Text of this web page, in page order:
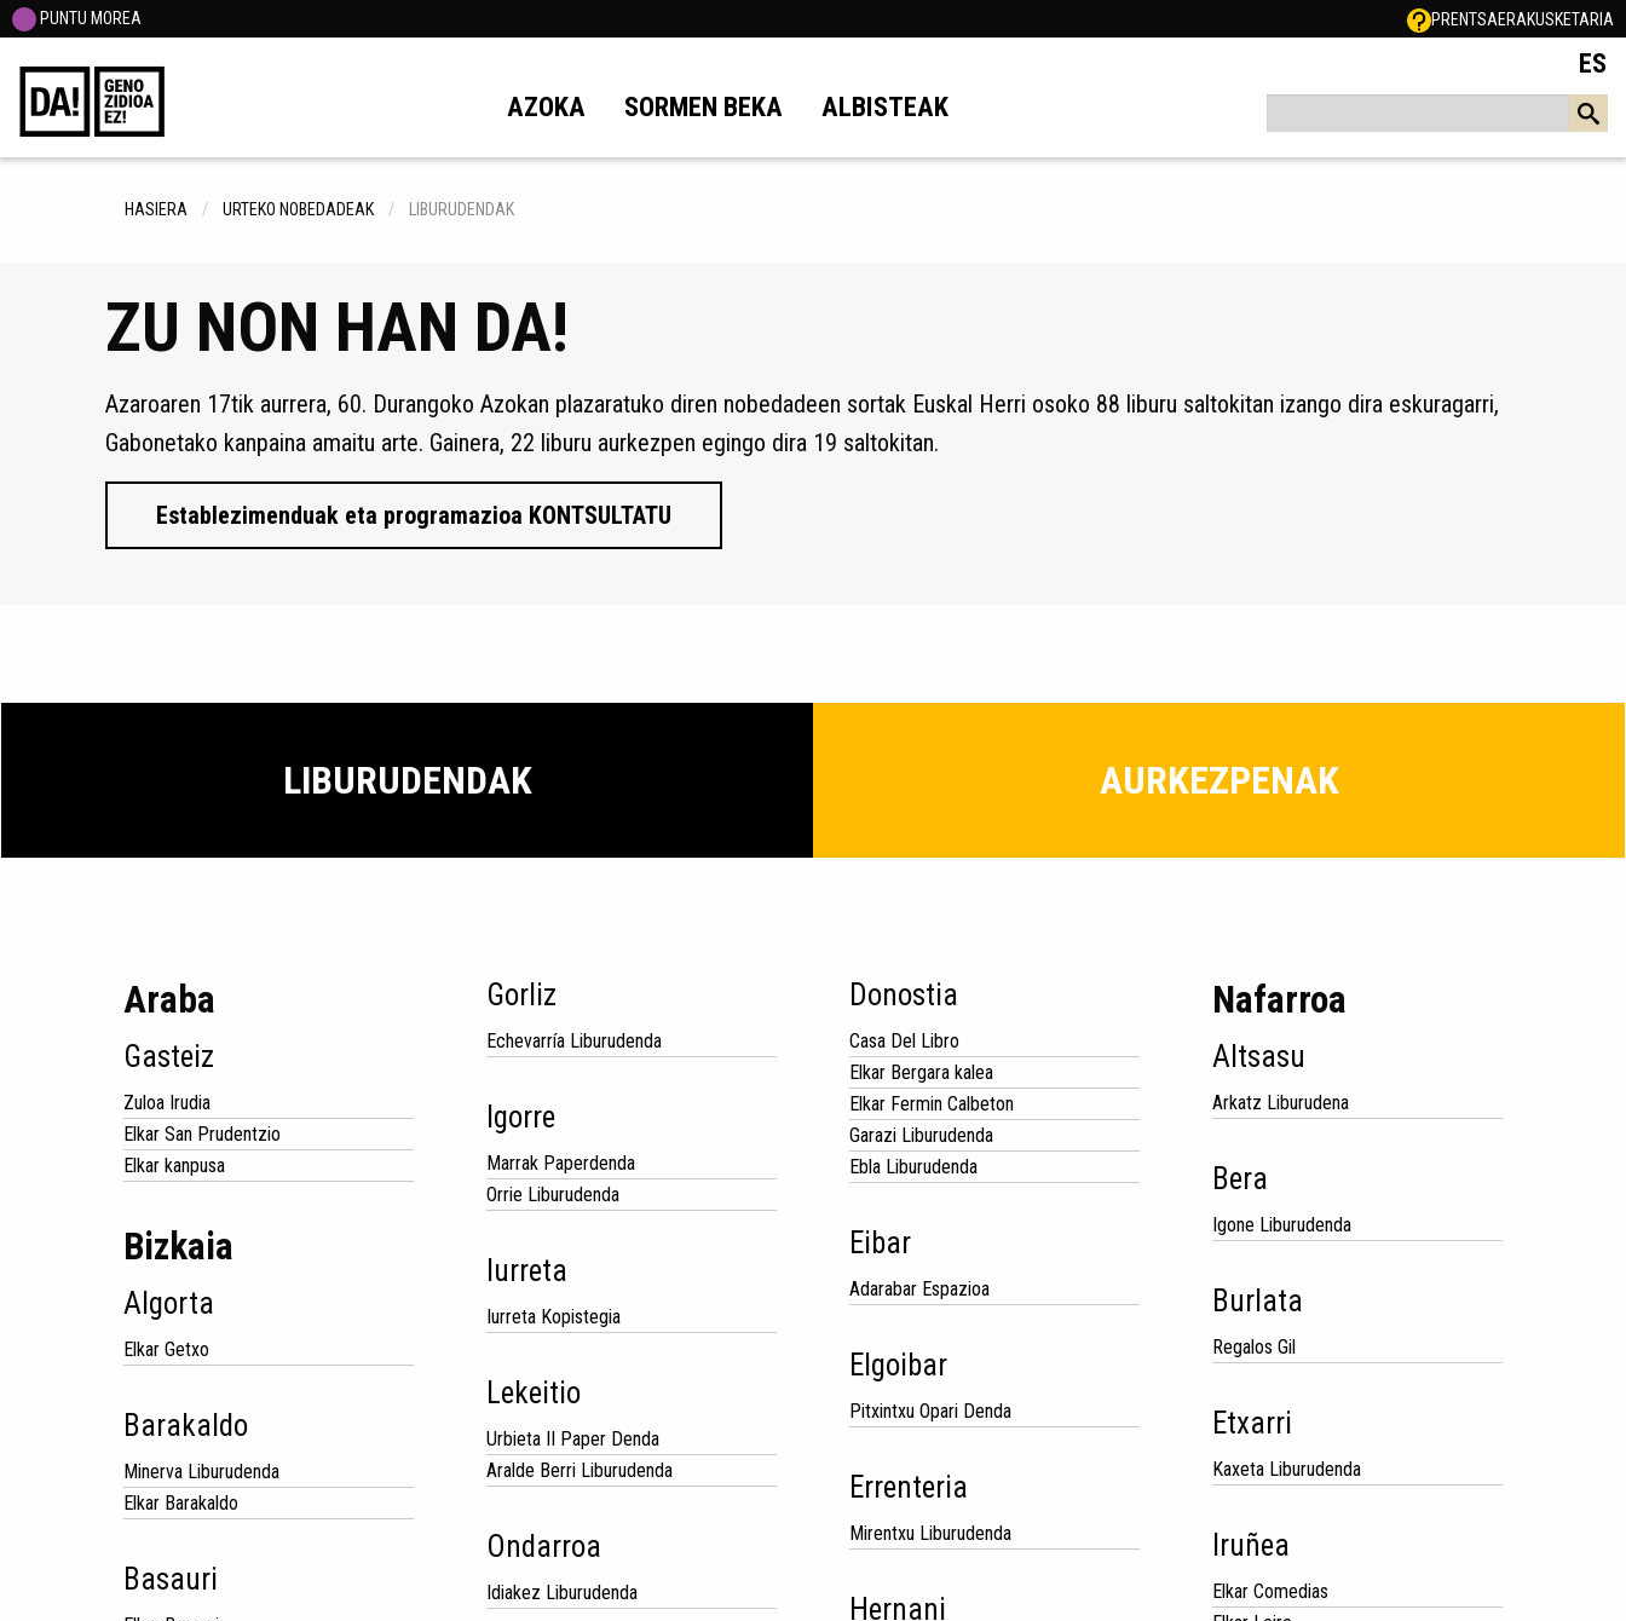
PUNTU MOREA PRENTSAERAKUSKETARIA
AZOKA SORMEN BEKA ALBISTEAK
ES
HASIERA URTEKO NOBEDADEAK LIBURUDENDAK
ZU NON HAN DA!
Azaroaren 17tik aurrera, 60. Durangoko Azokan plazaratuko diren nobedadeen sortak Euskal Herri osoko 88 liburu saltokitan izango dira eskuragarri,
Gabonetako kanpaina amaitu arte. Gainera, 22 liburu aurkezpen egingo dira 19 saltokitan.
Establezimenduak eta programazioa KONTSULTATU
LIBURUDENDAK AURKEZPENAK
Araba
Gasteiz
Zuloa Irudia
Elkar San Prudentzio
Elkar kanpusa
Bizkaia
Algorta
Elkar Getxo
Barakaldo
Minerva Liburudenda
Elkar Barakaldo
Basauri
Gorliz
Echevarría Liburudenda
Igorre
Marrak Paperdenda
Orrie Liburudenda
Iurreta
Iurreta Kopistegia
Lekeitio
Urbieta II Paper Denda
Aralde Berri Liburudenda
Ondarroa
Idiakez Liburudenda
Donostia
Casa Del Libro
Elkar Bergara kalea
Elkar Fermin Calbeton
Garazi Liburudenda
Ebla Liburudenda
Eibar
Adarabar Espazioa
Elgoibar
Pitxintxu Opari Denda
Errenteria
Mirentxu Liburudenda
Hernani
Nafarroa
Altsasu
Arkatz Liburudena
Bera
Igone Liburudenda
Burlata
Regalos Gil
Etxarri
Kaxeta Liburudenda
Iruñea
Elkar Comedias